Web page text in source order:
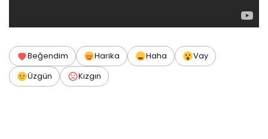
Beğendim Harika Haha
Vay
Üzgün
Kızgın